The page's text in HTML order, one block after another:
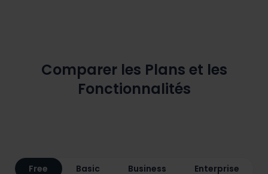
Comparer les Plans et les
Fonctionnalités
Free Basic Business Enterprise